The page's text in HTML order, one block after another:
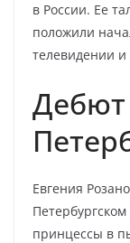
в России. Ее
положили
телевидении и
Дебют
Евгения
принцессы в